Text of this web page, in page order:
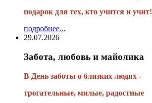
подарок для тех, кто учится и учит!
подробнее...
29.07.2026
Забота, любовь и майолика
В День заботы о близких людях -
трогательные, милые, радостные